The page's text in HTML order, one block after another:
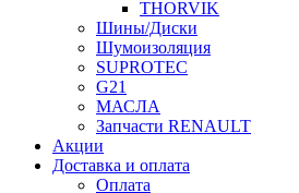
THORVIK
Шины/Диски
Шумоизоляция
SUPROTEC
G21
МАСЛА
Запчасти RENAULT
Акции
Доставка и оплата
Оплата